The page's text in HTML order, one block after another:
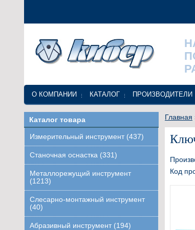
О КОМПАНИИ КАТАЛОГ ПРОИЗВОДИТЕЛИ
Каталог товара
Измерительный инструмент (437)
Станочная оснастка (331)
Металлорежущий инструмент
(1213)
Слесарно-монтажный инструмент
(40)
Абразивный инструмент (194)
Главная
Код